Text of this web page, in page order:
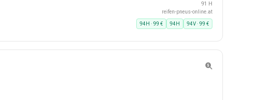
91 H
reifen-pneus-online.at
94H · 99 € 94H 94V · 99 €